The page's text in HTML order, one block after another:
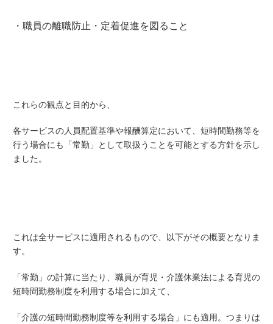
・職員の離職防止・定着促進を図ること
これらの観点と目的から、
各サービスの人員配置基準や報酬算定において、短時間勤務等を
行う場合にも「常勤」として取扱うことを可能とする方針を示し
ました。
これは全サービスに適用されるもので、以下がその概要となりま
す。
「常勤」の計算に当たり、職員が育児・介護休業法による育児の
短時間勤務制度を利用する場合に加えて、
「介護の短時間勤務制度等を利用する場合」にも適用。つまりは